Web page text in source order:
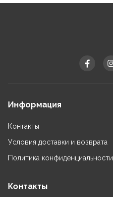
Информация
Контакты
Условия доставки и возврата
Политика конфиденциальности
Контакты